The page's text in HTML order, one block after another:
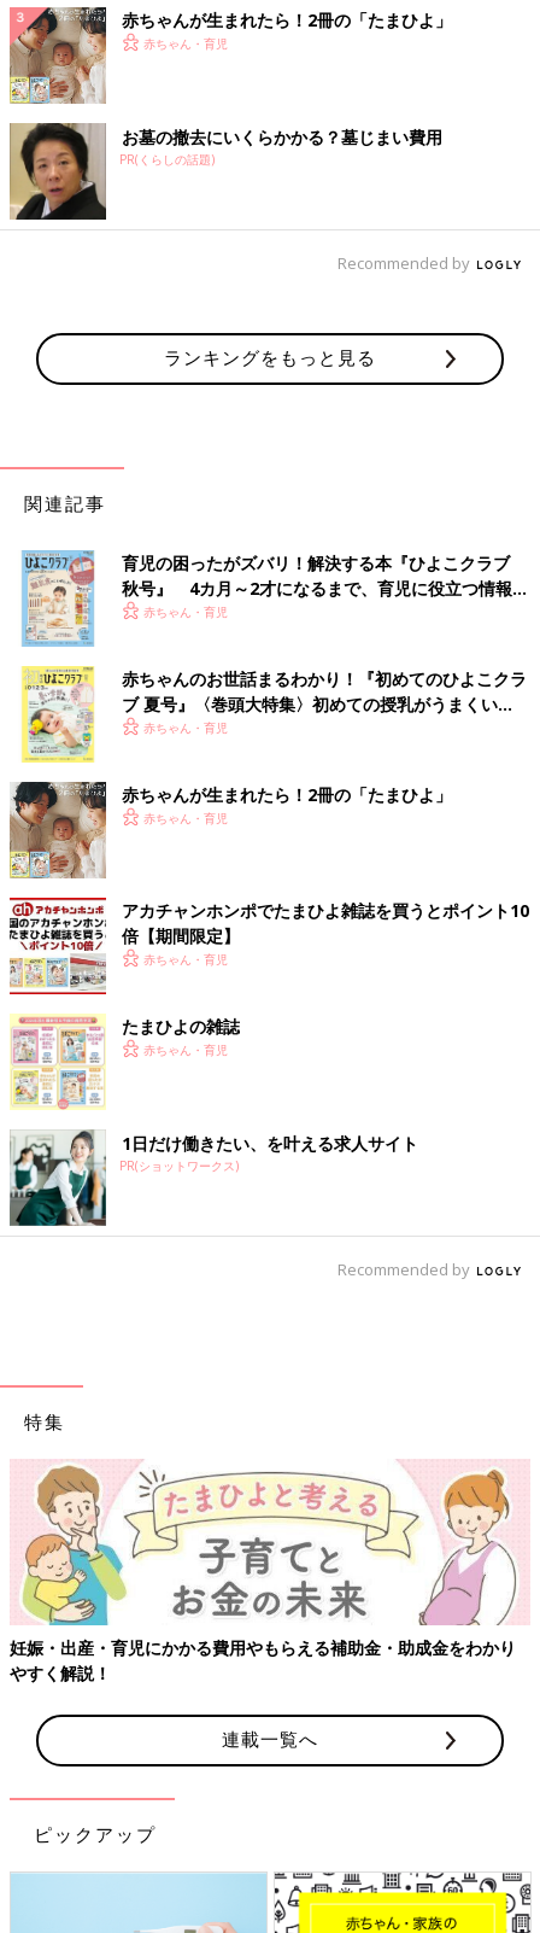
赤ちゃんが生まれたら！2冊の「たまひよ」
赤ちゃん・育児
お墓の撤去にいくらかかる？墓じまい費用
PR(くらしの話題)
Recommended by
ランキングをもっと見る
関連記事
育児の困ったがズバリ！解決する本『ひよこクラブ
秋号』 4カ月～2才になるまで、育児に役立つ情報が
いっぱい！
赤ちゃん・育児
赤ちゃんのお世話まるわかり！『初めてのひよこクラ
ブ 夏号』〈巻頭大特集〉初めての授乳がうまくい
く！ おっぱい・ミルクの基本と夏のトラブル 解決テ
赤ちゃん・育児
赤ちゃんが生まれたら！2冊の「たまひよ」
赤ちゃん・育児
アカチャンホンポでたまひよ雑誌を買うとポイント10
倍【期間限定】
赤ちゃん・育児
たまひよの雑誌
赤ちゃん・育児
1日だけ働きたい、を叶える求人サイト
PR(ショットワークス)
Recommended by
特集
妊娠・出産・育児にかかる費用やもらえる補助金・助成金をわかり
やすく解説！
連載一覧へ
ピックアップ